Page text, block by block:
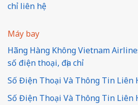
chỉ liên hệ
Máy bay
Hãng Hàng Không Vietnam
số điện thoại, địa chỉ
Số Điện Thoại Và Thông Tin Liên
Số Điện Thoại Và Thông Tin